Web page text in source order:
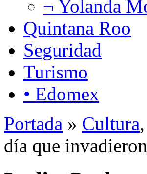
¬ Yolanda
Quintana Roo
Seguridad
Turismo
• Edomex
Portada » Cultura,
día que